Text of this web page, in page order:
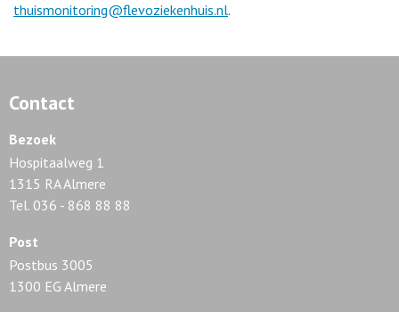
thuismonitoring@flevoziekenhuis.nl.
Contact
Bezoek
Hospitaalweg 1
1315 RA Almere
Tel. 036 - 868 88 88
Post
Postbus 3005
1300 EG Almere